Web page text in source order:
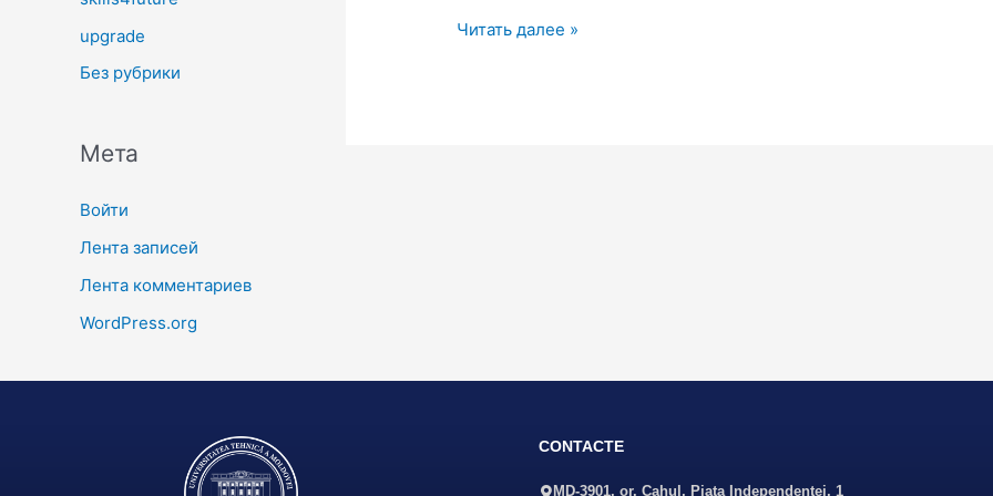
upgrade
Без рубрики
Мета
Войти
Лента записей
Лента комментариев
WordPress.org
Читать далее »
CONTACTE
MD-3901, or. Cahul, Piaţa Independenţei, 1